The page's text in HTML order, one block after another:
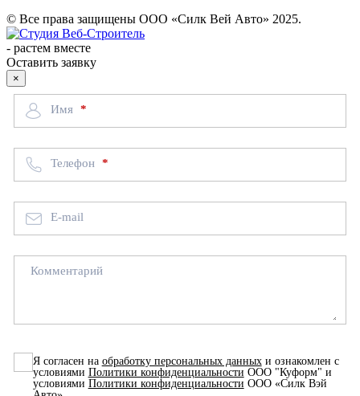
© Все права защищены ООО «Силк Вей Авто» 2025.
- растем вместе
Оставить заявку
×
Имя
Телефон
E-mail
Комментарий
Я согласен на обработку персональных данныхи ознакомлен с
условиями Политики конфиденциальности ООО "Куформ" и
условиями Политики конфиденциальности ООО «Силк Вэй